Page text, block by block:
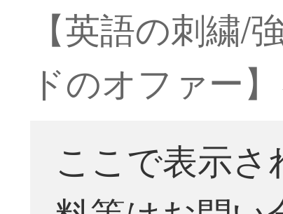
【英語の刺繍/
ドのオファー
ここで表示